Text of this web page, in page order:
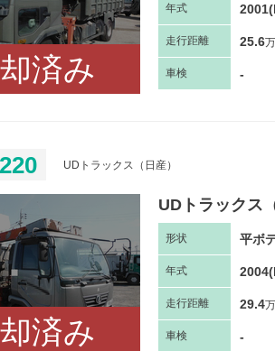
済み
年式
走行距離 25.6
車検 -
UDトラックス（日産）
済み
UDトラックス
形状 平ボ
年式
走行距離 29.4
車検 -